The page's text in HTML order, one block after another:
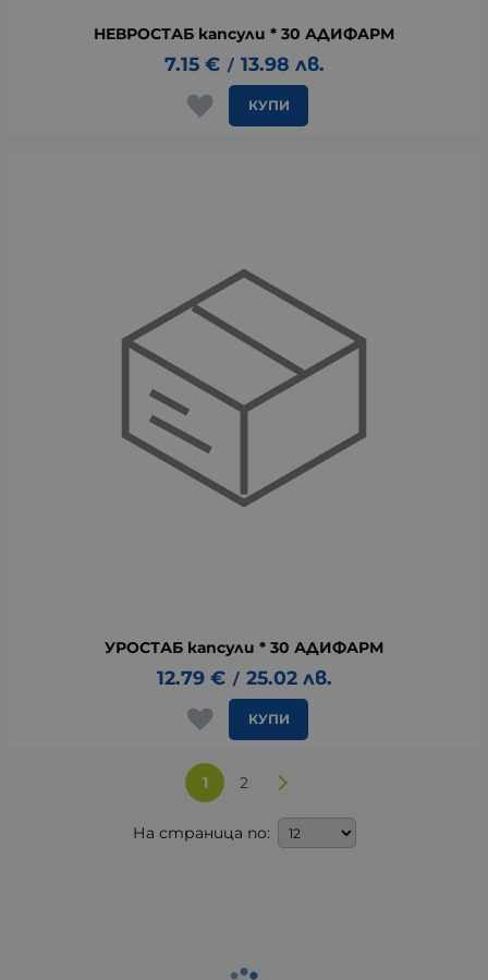
НЕВРОСТАБ капсули * 30 АДИФАРМ
7.15 € / 13.98 лв.
КУПИ
УРОСТАБ капсули * 30 АДИФАРМ
12.79 € / 25.02 лв.
КУПИ
1 2
На страница по: